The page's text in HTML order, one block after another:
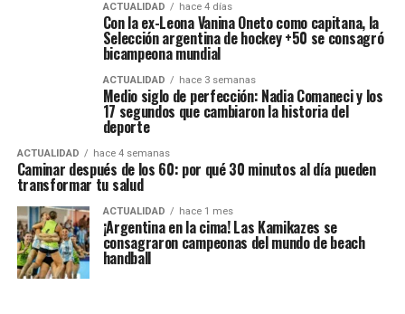
ACTUALIDAD hace 4 días
Con la ex-Leona Vanina Oneto como capitana, la
Selección argentina de hockey +50 se consagró
bicampeona mundial
ACTUALIDAD hace 3 semanas
Medio siglo de perfección: Nadia Comaneci y los
17 segundos que cambiaron la historia del
deporte
ACTUALIDAD hace 4 semanas
Caminar después de los 60: por qué 30 minutos al día pueden
transformar tu salud
ACTUALIDAD hace 1 mes
¡Argentina en la cima! Las Kamikazes se
consagraron campeonas del mundo de beach
handball